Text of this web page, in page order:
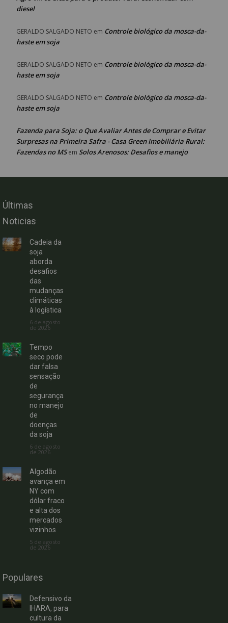
diesel
GERALDO SALGADO NETO em Controle biológico da mosca-da-
haste em soja
GERALDO SALGADO NETO em Controle biológico da mosca-da-
haste em soja
GERALDO SALGADO NETO em Controle biológico da mosca-da-
haste em soja
Fazenda para Soja: o Que Avaliar Antes de Comprar e Evitar
Surpresas na Primeira Safra - Casa Green Imobiliária Rural:
Fazendas no MSem Solos Arenosos: Desafios e manejo
Últimas
Noticias
Cadeia da
soja
aborda
desafios
das
mudanças
climáticas
à logística
6 de agosto
de 2026
Tempo
seco pode
dar falsa
sensação
de
segurança
no manejo
de
doenças
da soja
6 de agosto
de 2026
Algodão
avança em
NY com
dólar fraco
e alta dos
mercados
vizinhos
5 de agosto
de 2026
Populares
Defensivo da
IHARA, para
cultura da